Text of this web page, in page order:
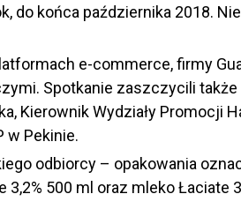
do końca października 2018.
e-commerce, firmy
Spotkanie zaszczycili
Kierownik Wydziały Promocji
w Pekinie.
odbiorcy – opakowania
500 ml oraz mleko Łaciate